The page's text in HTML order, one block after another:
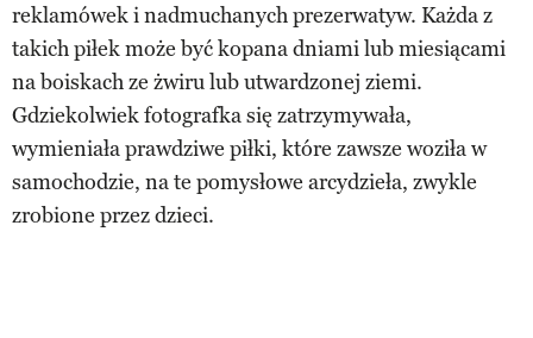
reklamówek i nadmuchanych prezerwatyw. Każda z
takich piłek może być kopana dniami lub miesiącami
na boiskach ze żwiru lub utwardzonej ziemi.
Gdziekolwiek fotografka się zatrzymywała,
wymieniała prawdziwe piłki, które zawsze woziła w
samochodzie, na te pomysłowe arcydzieła, zwykle
zrobione przez dzieci.